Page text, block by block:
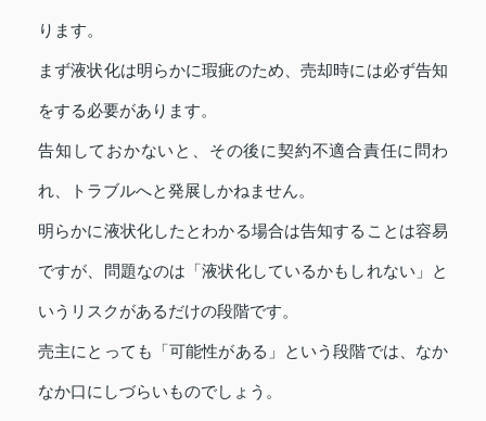
ります。
まず液状化は明らかに瑕疵のため、売却時には必ず告知
をする必要があります。
告知しておかないと、その後に契約不適合責任に問わ
れ、トラブルへと発展しかねません。
明らかに液状化したとわかる場合は告知することは容易
ですが、問題なのは「液状化しているかもしれない」と
いうリスクがあるだけの段階です。
売主にとっても「可能性がある」という段階では、なか
なか口にしづらいものでしょう。